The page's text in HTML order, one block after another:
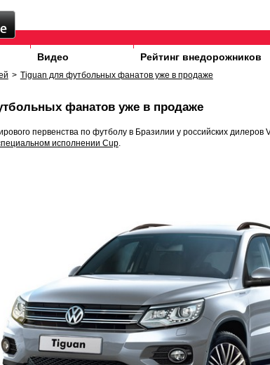
Видео Рейтинг внедорожников
> Tiguan для футбольных фанатов уже в продаже
фанатов уже в продаже
первенства по футболу в Бразилии у российских дилеров
исполнении Cup.